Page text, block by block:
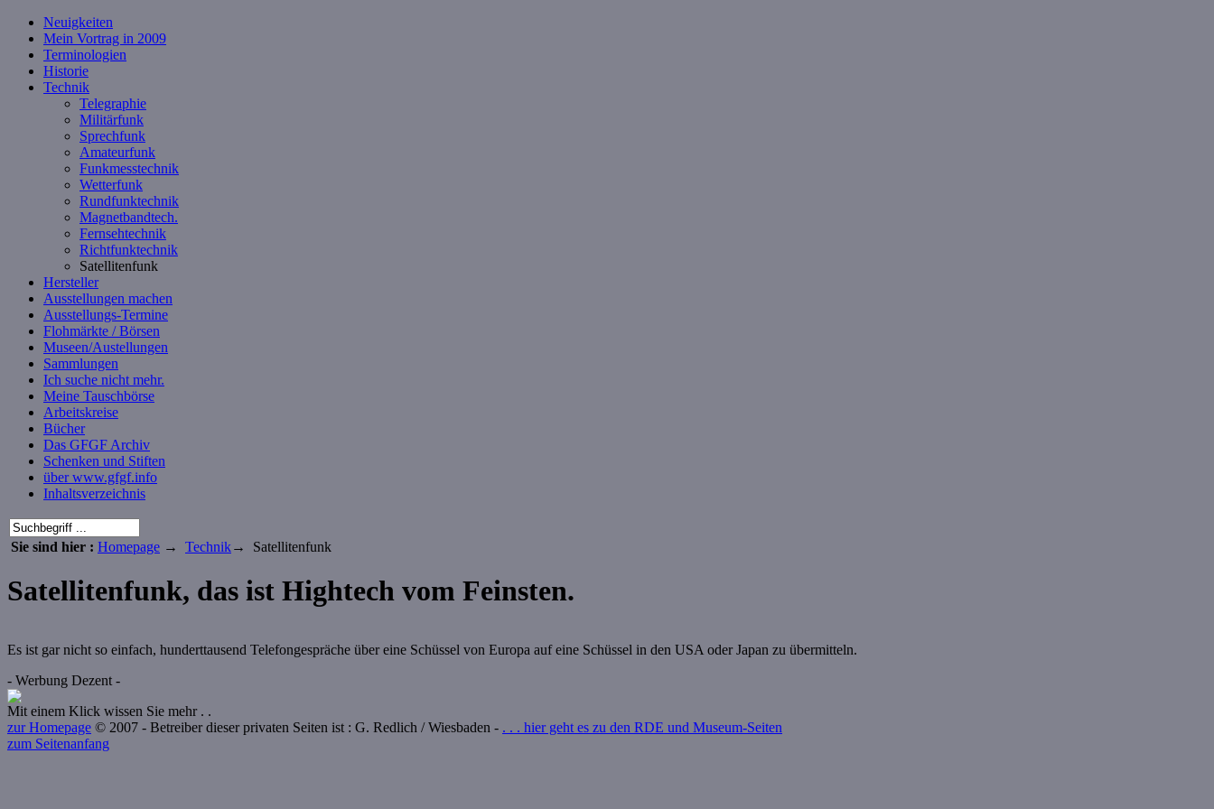
Neuigkeiten
Mein Vortrag in 2009
Terminologien
Historie
Technik
Telegraphie
Militärfunk
Sprechfunk
Amateurfunk
Funkmesstechnik
Wetterfunk
Rundfunktechnik
Magnetbandtech.
Fernsehtechnik
Richtfunktechnik
Satellitenfunk
Hersteller
Ausstellungen machen
Ausstellungs-Termine
Flohmärkte / Börsen
Museen/Austellungen
Sammlungen
Ich suche nicht mehr.
Meine Tauschbörse
Arbeitskreise
Bücher
Das GFGF Archiv
Schenken und Stiften
über www.gfgf.info
Inhaltsverzeichnis
Sie sind hier : Homepage → Technik→ Satellitenfunk
Satellitenfunk, das ist Hightech vom Feinsten.
Es ist gar nicht so einfach, hunderttausend Telefongespräche über eine Schüssel von Europa auf eine Schüssel in den USA oder Japan zu übermitteln.
- Werbung Dezent -
Mit einem Klick wissen Sie mehr . .
zur Homepage © 2007 - Betreiber dieser privaten Seiten ist : G. Redlich / Wiesbaden - . . . hier geht es zu den RDE und Museum-Seiten
zum Seitenanfang